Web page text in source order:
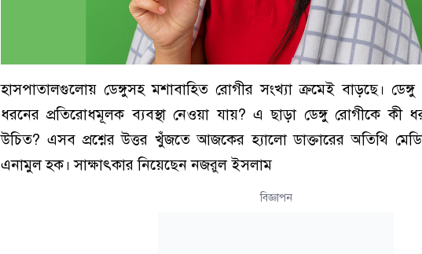
হাসপাতালগুলোয় ডেঙ্গুসহ মশাবাহিত রোগীর সংখ্যা ক্রমেই বাড়ছে।
ধরনের প্রতিরোধমূলক ব্যবস্থা নেওয়া যায়? এ ছাড়া ডেঙ্গু রোগীকে কী
উচিত? এসব প্রশ্নের উত্তর খুঁজতে আজকের হ্যালো ডাক্তারের অতিথি
এনামুল হক। সাক্ষাৎকার নিয়েছেন নজরুল ইসলাম
বিজ্ঞাপন